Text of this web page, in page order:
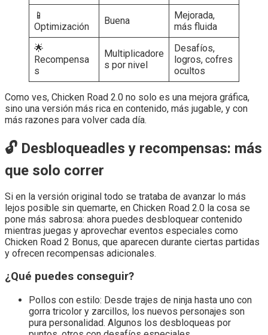
📱
Optimización
Buena
Mejorada,
más fluida
🌟
Recompensa
s
Multiplicadore
s por nivel
Desafíos,
logros, cofres
ocultos
Como ves, Chicken Road 2.0 no solo es una mejora gráfica,
sino una versión más rica en contenido, más jugable, y con
más razones para volver cada día.
🔓 Desbloqueadles y recompensas: más
que solo correr
Si en la versión original todo se trataba de avanzar lo más
lejos posible sin quemarte, en Chicken Road 2.0 la cosa se
pone más sabrosa: ahora puedes desbloquear contenido
mientras juegas y aprovechar eventos especiales como
Chicken Road 2 Bonus, que aparecen durante ciertas partidas
y ofrecen recompensas adicionales.
¿Qué puedes conseguir?
Pollos con estilo: Desde trajes de ninja hasta uno con
gorra tricolor y zarcillos, los nuevos personajes son
pura personalidad. Algunos los desbloqueas por